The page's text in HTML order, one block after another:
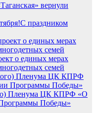
вернули
С праздником
о единых мерах
семей
Пленума ЦК КПРФ «О
Победы»